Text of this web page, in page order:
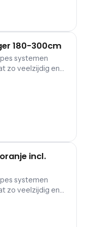
1 keuze
180-300cm
systemen
zo veelzijdig en
Pipes & Drapes
dan welk
1 keuze voor
incl.
systemen
zo veelzijdig en
Pipes & Drapes
dan welk